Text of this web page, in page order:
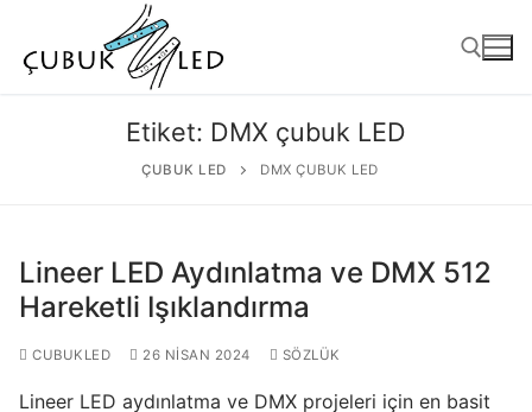
Etiket: DMX çubuk LED
ÇUBUK LED DMX ÇUBUK LED
Lineer LED Aydınlatma ve DMX 512
Hareketli Işıklandırma
CUBUKLED 26 NISAN 2024 SÖZLÜK
Lineer LED aydınlatma ve DMX projeleri için en basit